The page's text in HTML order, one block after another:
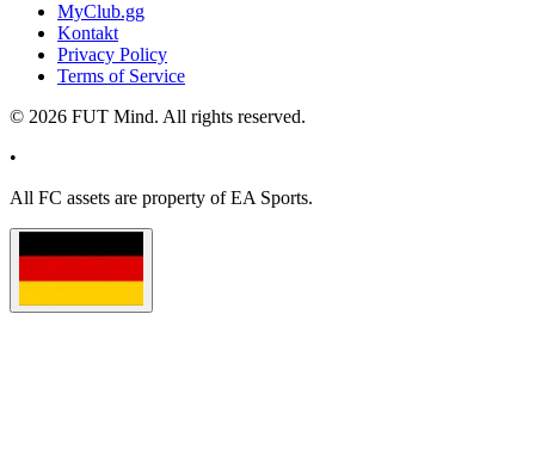
MyClub.gg
Kontakt
Privacy Policy
Terms of Service
© 2026 FUT Mind. All rights reserved.
•
All FC assets are property of EA Sports.